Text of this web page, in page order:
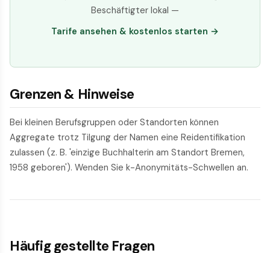
Beschäftigter lokal —
Tarife ansehen & kostenlos starten →
Grenzen & Hinweise
Bei kleinen Berufsgruppen oder Standorten können
Aggregate trotz Tilgung der Namen eine Reidentifikation
zulassen (z. B. 'einzige Buchhalterin am Standort Bremen,
1958 geboren'). Wenden Sie k-Anonymitäts-Schwellen an.
Häufig gestellte Fragen